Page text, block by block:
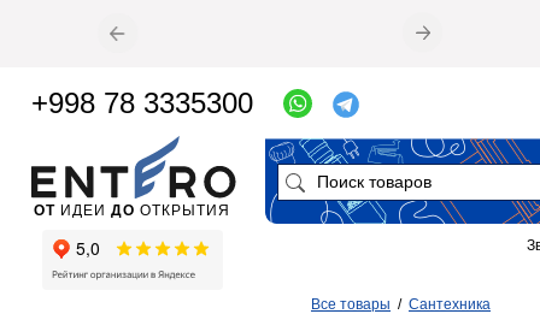
Все товары / Сантехника
ОТ ИДЕИ ДО ОТКРЫТИЯ
+998 78 3335300